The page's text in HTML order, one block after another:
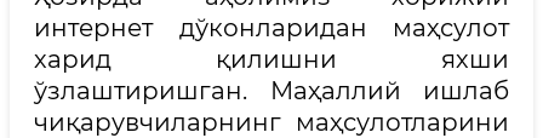
интернет дўконларидан маҳсулот
харид қилишни яхши
ўзлаштиришган. Маҳаллий ишлаб
чиқарувчиларнинг маҳсулотларини